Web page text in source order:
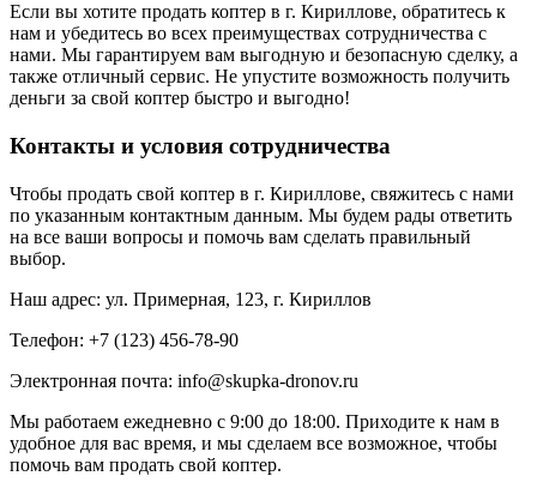
Если вы хотите продать коптер в г. Кириллове, обратитесь к
нам и убедитесь во всех преимуществах сотрудничества с
нами. Мы гарантируем вам выгодную и безопасную сделку, а
также отличный сервис. Не упустите возможность получить
деньги за свой коптер быстро и выгодно!
Контакты и условия сотрудничества
Чтобы продать свой коптер в г. Кириллове, свяжитесь с нами
по указанным контактным данным. Мы будем рады ответить
на все ваши вопросы и помочь вам сделать правильный
выбор.
Наш адрес: ул. Примерная, 123, г. Кириллов
Телефон: +7 (123) 456-78-90
Электронная почта: info@skupka-dronov.ru
Мы работаем ежедневно с 9:00 до 18:00. Приходите к нам в
удобное для вас время, и мы сделаем все возможное, чтобы
помочь вам продать свой коптер.